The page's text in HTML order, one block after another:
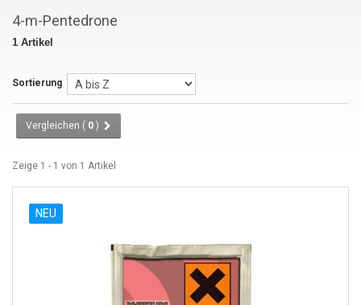
4-m-Pentedrone
1 Artikel
Sortierung
Vergleichen ( 0 )
Zeige 1 - 1 von 1 Artikel
NEU